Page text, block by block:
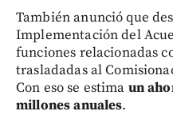
También anunció que
Implementación del
funciones relacionadas
trasladadas al
Con eso se estima un
millones anuales.